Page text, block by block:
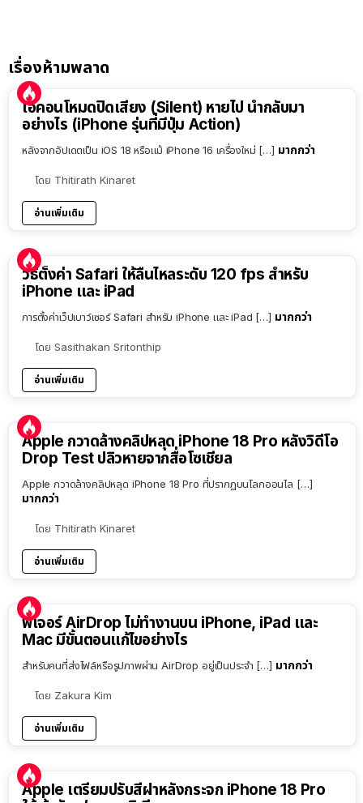
เรื่องห้ามพลาด
ไอคอนโหมดปิดเสียง (Silent) หายไป นำกลับมา
อย่างไร (iPhone รุ่นที่มีปุ่ม Action)
หลังจากอัปเดตเป็น iOS 18 หรือแม้ iPhone 16 เครื่องใหม่ […] มากกว่า
โดย Thitirath Kinaret
อ่านเพิ่มเติม
วิธีตั้งค่า Safari ให้ลื่นไหลระดับ 120 fps สำหรับ
iPhone และ iPad
การตั้งค่าเว็ปเบาว์เซอร์ Safari สำหรับ iPhone และ iPad […] มากกว่า
โดย Sasithakan Sritonthip
อ่านเพิ่มเติม
Apple กวาดล้างคลิปหลุด iPhone 18 Pro หลังวิดีโอ
Drop Test ปลิวหายจากสื่อโซเชียล
Apple กวาดล้างคลิปหลุด iPhone 18 Pro ที่ปรากฏบนโลกออนไล […]
มากกว่า
โดย Thitirath Kinaret
อ่านเพิ่มเติม
ฟีเจอร์ AirDrop ไม่ทำงานบน iPhone, iPad และ
Mac มีขั้นตอนแก้ไขอย่างไร
สำหรับคนที่ส่งไฟล์หรือรูปภาพผ่าน AirDrop อยู่เป็นประจำ […] มากกว่า
โดย Zakura Kim
อ่านเพิ่มเติม
Apple เตรียมปรับสีฝาหลังกระจก iPhone 18 Pro